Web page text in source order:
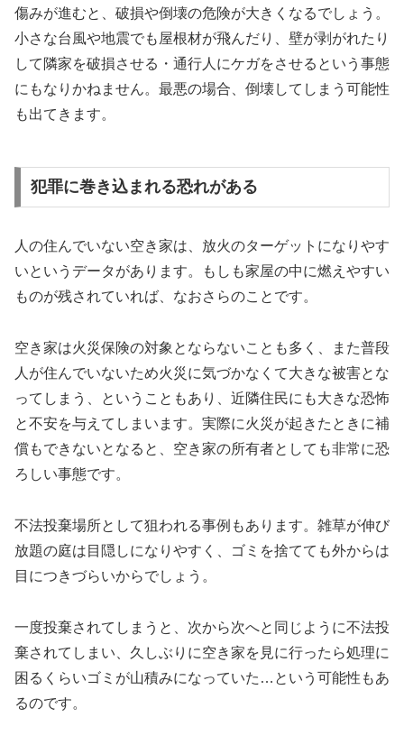
傷みが進むと、破損や倒壊の危険が大きくなるでしょう。
小さな台風や地震でも屋根材が飛んだり、壁が剥がれたり
して隣家を破損させる・通行人にケガをさせるという事態
にもなりかねません。最悪の場合、倒壊してしまう可能性
も出てきます。
犯罪に巻き込まれる恐れがある
人の住んでいない空き家は、放火のターゲットになりやす
いというデータがあります。もしも家屋の中に燃えやすい
ものが残されていれば、なおさらのことです。
空き家は火災保険の対象とならないことも多く、また普段
人が住んでいないため火災に気づかなくて大きな被害とな
ってしまう、ということもあり、近隣住民にも大きな恐怖
と不安を与えてしまいます。実際に火災が起きたときに補
償もできないとなると、空き家の所有者としても非常に恐
ろしい事態です。
不法投棄場所として狙われる事例もあります。雑草が伸び
放題の庭は目隠しになりやすく、ゴミを捨てても外からは
目につきづらいからでしょう。
一度投棄されてしまうと、次から次へと同じように不法投
棄されてしまい、久しぶりに空き家を見に行ったら処理に
困るくらいゴミが山積みになっていた…という可能性もあ
るのです。